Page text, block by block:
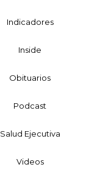
Indicadores
Inside
Obituarios
Podcast
Salud Ejecutiva
Videos